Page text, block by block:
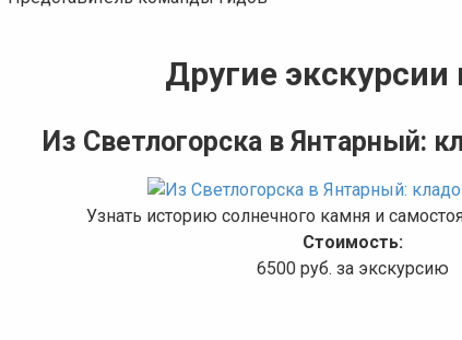
Другие экскурсии
Из Светлогорска в Янтарный:
Узнать историю солнечного камня и
Стоимость:
6500 руб. за экскурсию